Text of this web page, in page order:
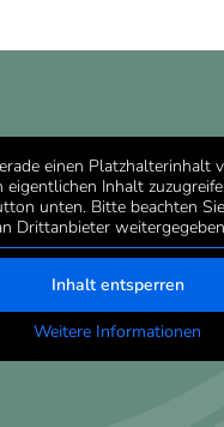
einen Platzhalterinhalt
eigentlichen Inhalt
unten. Bitte beachten
Drittanbieter
Inhalt entsperren
Weitere Informationen